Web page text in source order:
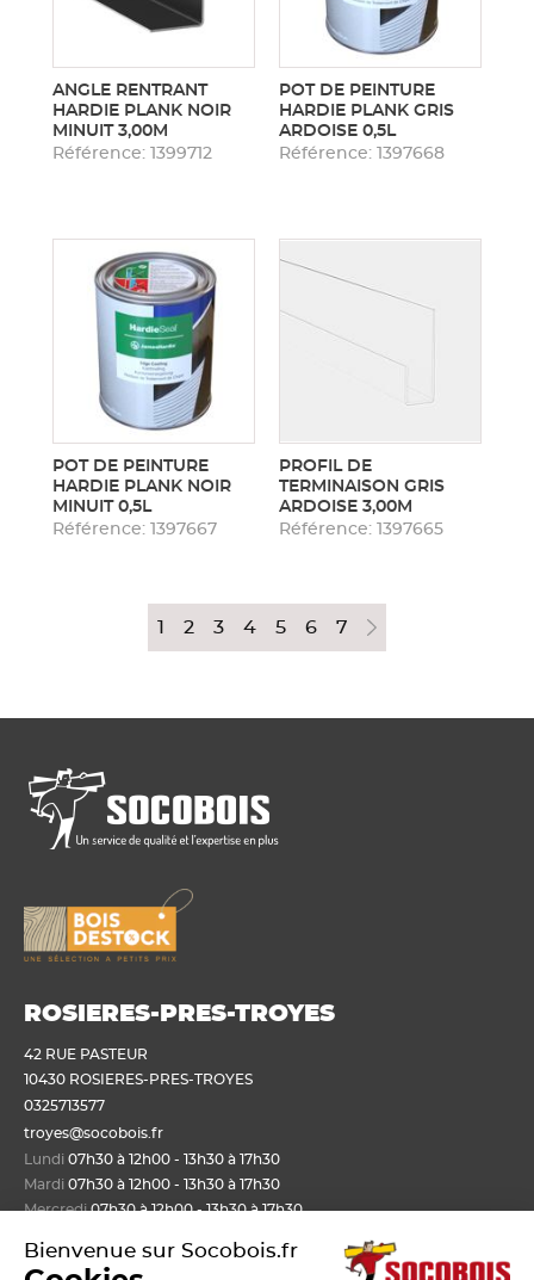
ANGLE RENTRANT
HARDIE PLANK NOIR
MINUIT 3,00M
Référence: 1399712
POT DE PEINTURE
HARDIE PLANK GRIS
ARDOISE 0,5L
Référence: 1397668
POT DE PEINTURE
HARDIE PLANK NOIR
MINUIT 0,5L
Référence: 1397667
PROFIL DE
TERMINAISON GRIS
ARDOISE 3,00M
Référence: 1397665
1 2 3 4 5 6 7
ROSIERES-PRES-TROYES
42 RUE PASTEUR
10430 ROSIERES-PRES-TROYES
0325713577
troyes@socobois.fr
Lundi 07h30 à 12h00 - 13h30 à 17h30
Mardi 07h30 à 12h00 - 13h30 à 17h30
Mercredi 07h30 à 12h00 - 13h30 à 17h30
Vendredi 07h30 à 12h00 - 13h30 à 17h30
Bienvenue sur Socobois.fr